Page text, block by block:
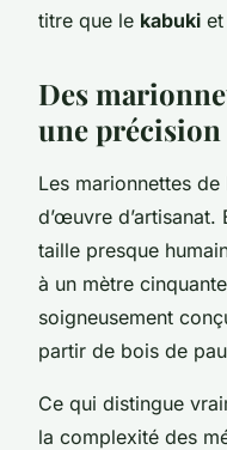
titre que le kabuki
Des
une
Les marionnettes
d’œuvre
taille presque
à un mètre
soigneusement
partir de bois de
Ce qui distingue
la complexité des